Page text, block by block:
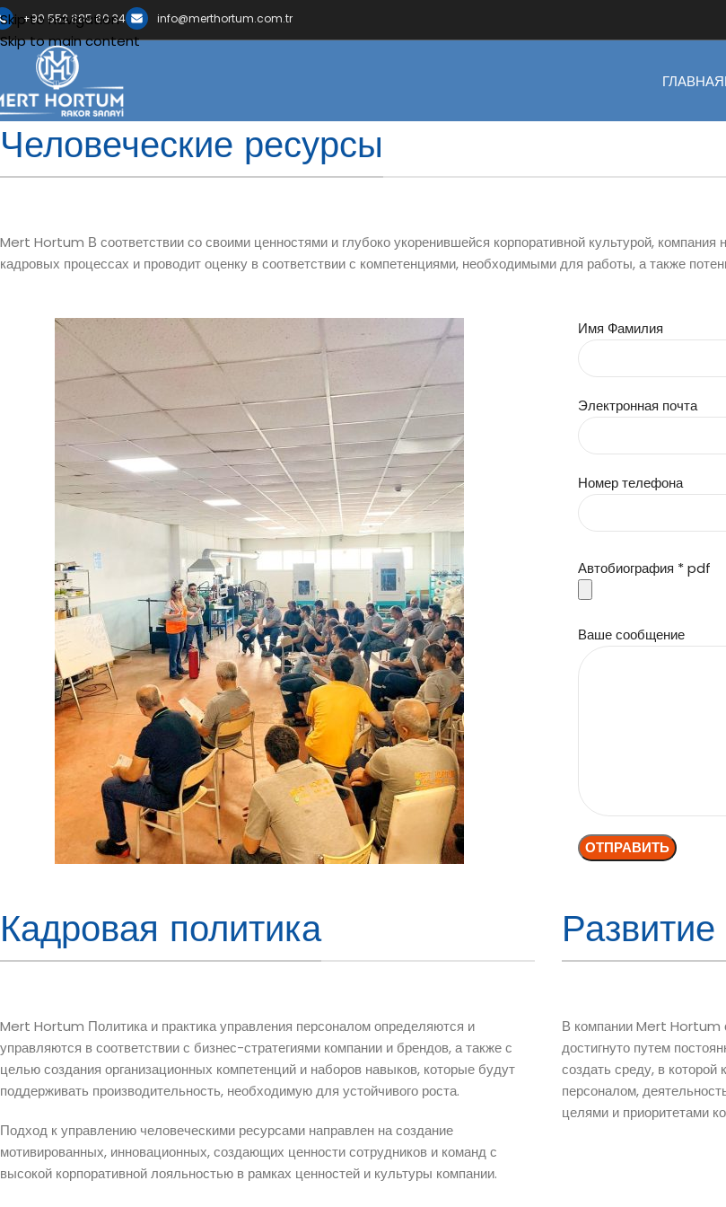
Skip to navigation
Skip to main content
+90 552 685 60 34 info@merthortum.com.tr
ГЛАВНАЯ
Человеческие ресурсы
Mert Hortum В соответствии со своими ценностями и глубоко укоренившейся корпоративной культурой,
кадровых процессах и проводит оценку в соответствии с компетенциями, необходимыми для работы, а также
Имя Фамилия
Электронная почта
Номер телефона
Автобиография * pdf
Ваше сообщение
Кадровая политика
Mert Hortum Политика и практика управления персоналом определяются и
управляются в соответствии с бизнес-стратегиями компании и брендов, а также с
целью создания организационных компетенций и наборов навыков, которые будут
поддерживать производительность, необходимую для устойчивого роста.
Подход к управлению человеческими ресурсами направлен на создание
мотивированных, инновационных, создающих ценности сотрудников и команд с
высокой корпоративной лояльностью в рамках ценностей и культуры компании.
В компании Mert Hortum
достигнуто путем
создать среду, в
персоналом,
целями и приоритетами